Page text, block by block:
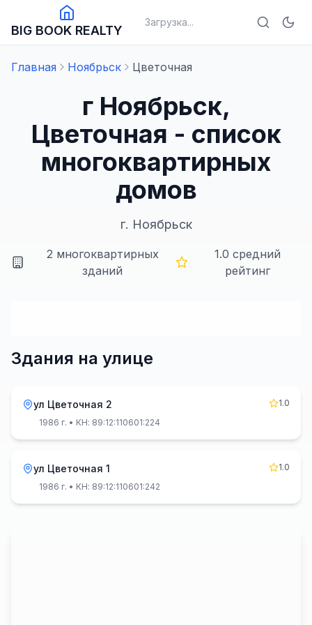
BIG BOOK REALTY
Загрузка...
Главная Ноябрьск Цветочная
г Ноябрьск,
Цветочная - список
многоквартирных
домов
г. Ноябрьск
2 многоквартирных
зданий
1.0 средний
рейтинг
Здания на улице
ул Цветочная 2
1.0
1986 г. • КН: 89:12:110601:224
ул Цветочная 1
1.0
1986 г. • КН: 89:12:110601:242